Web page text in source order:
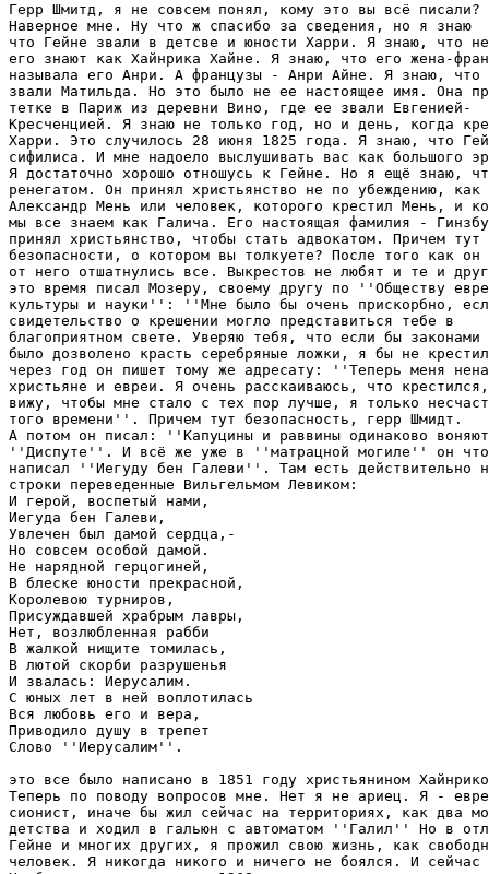
Герр Шмитд, я не совсем понял, кому это вы всё писали?
Наверное мне. Ну что ж спасибо за сведения, но я знаю
что Гейне звали в детсве и юности Харри. Я знаю, что
его знают как Хайнрика Хайне. Я знаю, что его жена-
называла его Анри. А французы - Анри Айне. Я знаю, что
звали Матильда. Но это было не ее настоящее имя. Она
тетке в Париж из деревни Вино, где ее звали Евгенией-
Кресченцией. Я знаю не только год, но и день, когда
Харри. Это случилось 28 июня 1825 года. Я знаю, что
сифилиса. И мне надоело выслушивать вас как большого
Я достаточно хорошо отношусь к Гейне. Но я ещё знаю,
ренегатом. Он принял христьянство не по убеждению, как
Александр Мень или человек, которого крестил Мень, и
мы все знаем как Галича. Его настоящая фамилия -
принял христьянство, чтобы стать адвокатом. Причем тут
безопасности, о котором вы толкуете? После того как он
от него отшатнулись все. Выкрестов не любят и те и
это время писал Мозеру, своему другу по ''Обществу
культуры и науки'': ''Мне было бы очень прискорбно,
свидетельство о крешении могло представиться тебе в
благоприятном свете. Уверяю тебя, что если бы законами
было дозволено красть серебряные ложки, я бы не
через год он пишет тому же адресату: ''Теперь меня
христьяне и евреи. Я очень расскаиваюсь, что
вижу, чтобы мне стало с тех пор лучше, я только
того времени''. Причем тут безопасность, герр Шмидт.
А потом он писал: ''Капуцины и раввины одинаково
''Диспуте''. И всё же уже в ''матрацной могиле'' он
написал ''Иегуду бен Галеви''. Там есть действительно
строки переведенные Вильгельмом Левиком:
И герой, воспетый нами,
Иегуда бен Галеви,
Увлечен был дамой сердца,-
Но совсем особой дамой.
Не нарядной герцогиней,
В блеске юности прекрасной,
Королевою турниров,
Присуждавшей храбрым лавры,
Нет, возлюбленная рабби
В жалкой нищите томилась,
В лютой скорби разрушенья
И звалась: Иерусалим.
С юных лет в ней воплотилась
Вся любовь его и вера,
Приводило душу в трепет
Слово ''Иерусалим''.
это все было написано в 1851 году христьянином
Теперь по поводу вопросов мне. Нет я не ариец. Я -
сионист, иначе бы жил сейчас на территориях, как два
детства и ходил в гальюн с автоматом ''Галил'' Но в
Гейне и многих других, я прожил свою жизнь, как
человек. Я никогда никого и ничего не боялся. И сейчас